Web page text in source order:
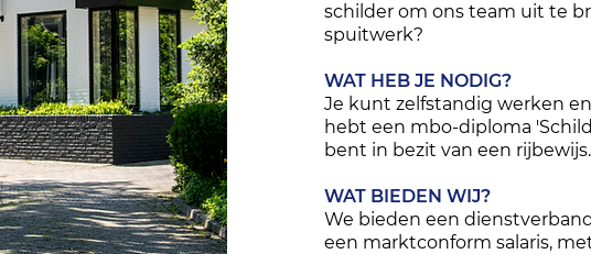
schilder om ons team uit te
spuitwerk?
WAT HEB JE NODIG?
Je kunt zelfstandig werken
hebt een mbo-diploma
bent in bezit van een
WAT BIEDEN WIJ?
We bieden een
een marktconform salaris,